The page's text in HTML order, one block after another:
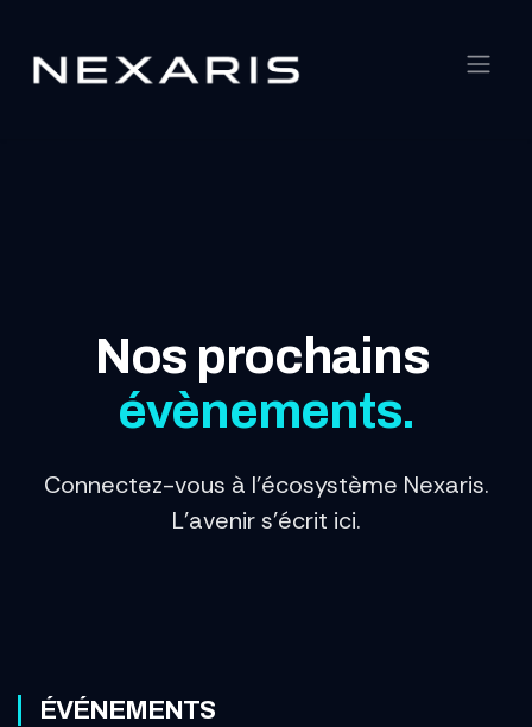
Nos prochains
évènements.
Connectez-vous à l'écosystème Nexaris.
L'avenir s'écrit ici.
ÉVÉNEMENTS